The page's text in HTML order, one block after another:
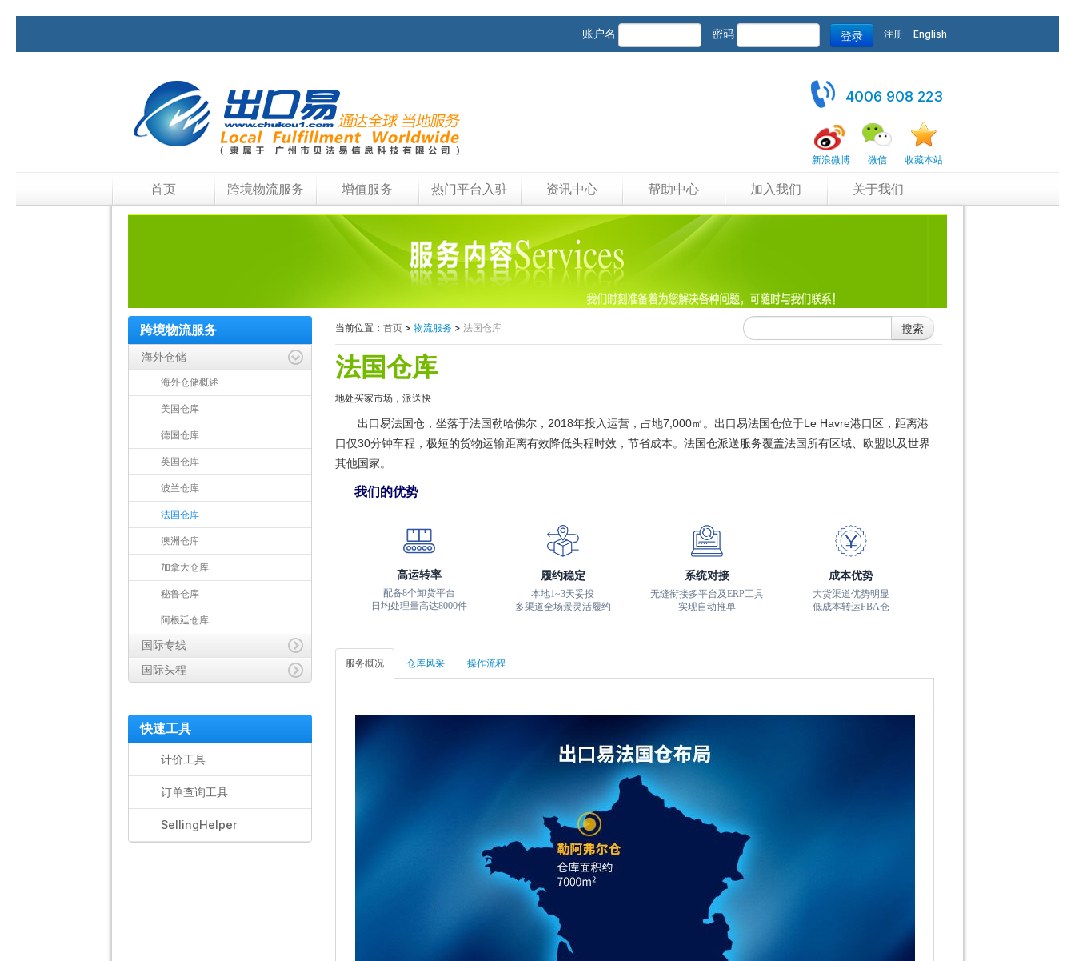
账户名 密码 登录 注册 English
4006 908 223
新浪微博 微信 收藏本站
首页 跨境物流服务 增值服务 热门平台入驻 资讯中心 帮助中心 加入我们 关于我们
跨境物流服务
海外仓储
海外仓储概述
美国仓库
德国仓库
英国仓库
波兰仓库
法国仓库
澳洲仓库
加拿大仓库
秘鲁仓库
阿根廷仓库
国际专线
国际头程
快速工具
计价工具
订单查询工具
SellingHelper
当前位置： 首页 > 物流服务 > 法国仓库 搜索
法国仓库
地处买家市场，派送快
出口易法国仓，坐落于法国勒哈佛尔，2018年投入运营，占地7,000㎡。出口易法国仓位于Le Havre港口区，距离港
口仅30分钟车程，极短的货物运输距离有效降低头程时效，节省成本。法国仓派送服务覆盖法国所有区域、欧盟以及世界
其他国家。
我们的优势
高运转率
配备8个卸货平台
日均处理量高达8000件
履约稳定
本地1~3天妥投
多渠道全场景灵活履约
系统对接
无缝衔接多平台及ERP工具
实现自动推单
成本优势
大货渠道优势明显
低成本转运FBA仓
服务概况 仓库风采 操作流程